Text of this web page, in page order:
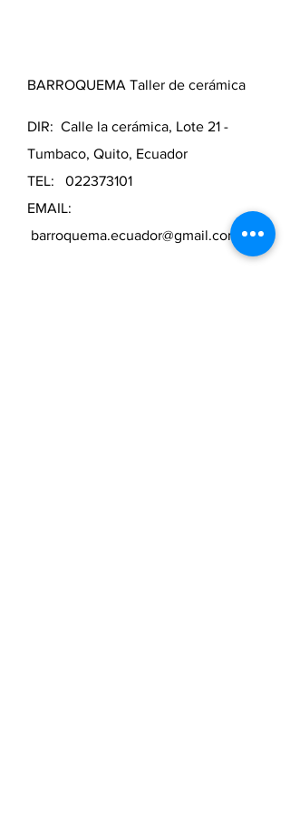
BARROQUEMA Taller de cerámica
DIR: Calle la cerámica, Lote 21 -
Tumbaco, Quito, Ecuador
TEL: 022373101
EMAIL:
barroquema.ecuador@gmail.com